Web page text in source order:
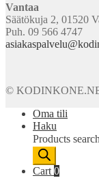
Vantaa
Säätökuja 2, 01520
Puh. 09 566 4747
©
Oma tili
Haku
Products search
Cart 0